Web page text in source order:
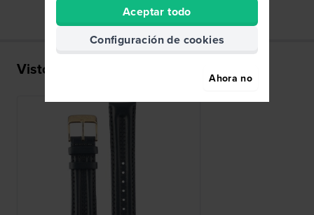
Visto recientemente
Aceptar todo
Configuración de cookies
Ahora no